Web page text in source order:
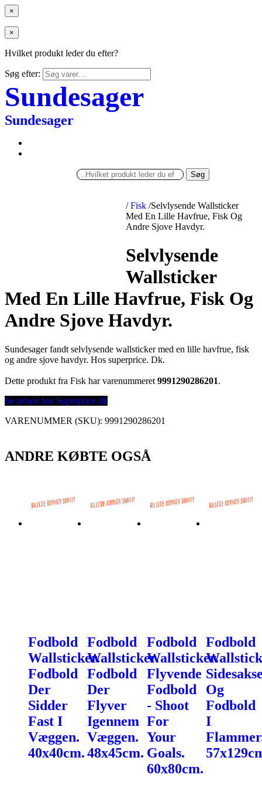
×
×
Hvilket produkt leder du efter?
Søg efter:
Sundesager
Sundesager
Søg
/ Fisk /Selvlysende Wallsticker
Med En Lille Havfrue, Fisk Og
Andre Sjove Havdyr.
Selvlysende
Wallsticker
Med En Lille Havfrue, Fisk Og
Andre Sjove Havdyr.
Sundesager fandt selvlysende wallsticker med en lille havfrue, fisk
og andre sjove havdyr. Hos superprice. Dk.
Dette produkt fra Fisk har varenummeret 9991290286201.
Se prisen hos Superprice.dk
VARENUMMER (SKU): 9991290286201
ANDRE KØBTE OGSÅ
Fodbold
Wallsticker.
Fodbold
Der
Sidder
Fast I
Væggen.
40x40cm.
Fodbold
Wallsticker.
Fodbold
Der
Flyver
Igennem
Væggen.
48x45cm.
Fodbold
Wallsticker.
Flyvende
Fodbold
- Shoot
For
Your
Goals.
60x80cm.
Fodbold
Og
Fodbold
I